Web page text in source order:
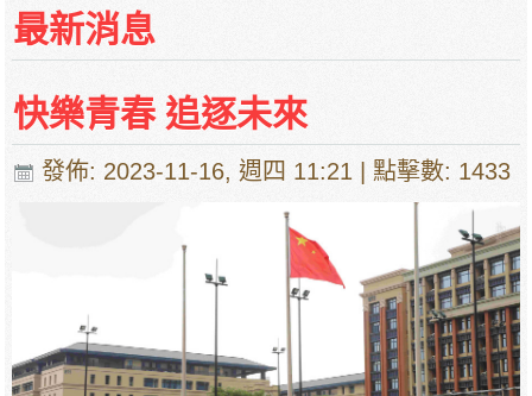
項目
培華中學收費項目一覽表
停課通知
最新消息
快樂青春 追逐未來
發佈: 2023-11-16, 週四 11:21 | 點擊數: 1433